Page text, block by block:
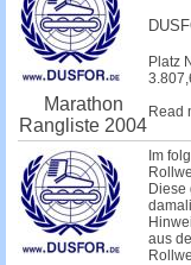
Marathon
Rangliste 2004
Platz
Read
Im
aus